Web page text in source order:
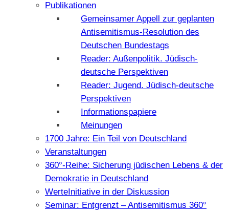
Publikationen
Gemeinsamer Appell zur geplanten
Antisemitismus-Resolution des
Deutschen Bundestags
Reader: Außenpolitik. Jüdisch-
deutsche Perspektiven
Reader: Jugend. Jüdisch-deutsche
Perspektiven
Informationspapiere
Meinungen
1700 Jahre: Ein Teil von Deutschland
Veranstaltungen
360°-Reihe: Sicherung jüdischen Lebens & der
Demokratie in Deutschland
WerteInitiative in der Diskussion
Seminar: Entgrenzt – Antisemitismus 360°